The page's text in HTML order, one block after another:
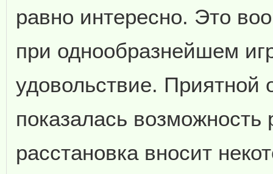
равно интересно. Это
при однообразнейшем
удовольствие. Приятной
показалась
расстановка вносит